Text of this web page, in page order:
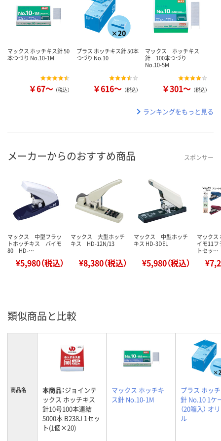
マックス ホッチキス針 50
本つづり No.10-1M
￥67～ （税込）
プラス ホッチキス針 50本
つづり No.10
￥616～ （税込）
マックス ホッチキス
針 100本つづり
No.10-5M
￥301～ （税込）
ランキングをもっと見る
メーカーからのおすすめ商品 スポンサー
マックス 中型フラッ
トホッチキス バイモ
80 HD-…
¥5,980（税込）
マックス 大型ホッチ
キス HD-12N/13
¥8,380（税込）
マックス 中型ホッチ
キス HD-3DEL
¥5,980（税込）
マックス
イモ11
トセッ…
類似商品と比較
商品名 本商品：ジョインテ
ックス ホッチキス
針10号100本連結
5000本 B238J 1セッ
ト(1個×20)
マックス ホッチキ
ス針 No.10-1M
プラス ホッ
針 No.10 1ケ
（20箱入） オ
ル